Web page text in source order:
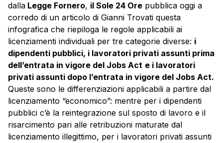
dalla Legge Fornero, il Sole 24 Ore pubblica oggi a
corredo di un articolo di Gianni Trovati questa
infografica che riepiloga le regole applicabili ai
licenziamenti individuali per tre categorie diverse: i
dipendenti pubblici, i lavoratori privati assunti prima
dell’entrata in vigore del Jobs Act e i lavoratori
privati assunti dopo l’entrata in vigore del Jobs Act.
Queste sono le differenziazioni applicabili a partire dal
licenziamento “economico”: mentre per i dipendenti
pubblici c’è la reintegrazione sul sposto di lavoro e il
risarcimento pari alle retribuzioni maturate dal
licenziamento illegittimo, per i lavoratori privati assunti